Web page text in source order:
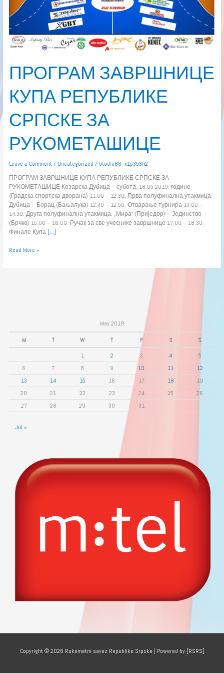
ПРОГРАМ ЗАВРШНИЦЕ
КУПА РЕПУБЛИКЕ
СРПСКЕ ЗА
РУКОМЕТАШИЦЕ
Leave a Comment / Uncategorized / btodic86_x1p353h2
ПРОГРАМ ЗАВРШНИЦЕ КУПА РЕПУБЛИКЕ СРПСКЕ ЗА
РУКОМЕТАШИЦЕ Козарска Дубица – субота, 18.05.2019. године
(Градска спортска дворана) 11.00 – 12.30: Прва полуфинална утакмица:
Дубица – Борац (Бањалука) 12.40 – 12.50: Отварање турнира 13.00 –
14.30: Друга полуфинална утакмица: „Мира“ (Приједор) – Јединство
(Брчко) 15.00 – 16.00: Ручак за све учеснике завршнице 17.00 – 18.30:
Финале Купа […]
Read More »
May 2019
M T W T F S S
1 2 3 4
5
6
7 8 9 10 11
12
13
14 15 16 17 18
19
20
21 22 23 24 25
26
27
28 29 30 31
Jul »
Copyright © 2026 Rukometni savez Republike Srpske | Powered by [RSRS]